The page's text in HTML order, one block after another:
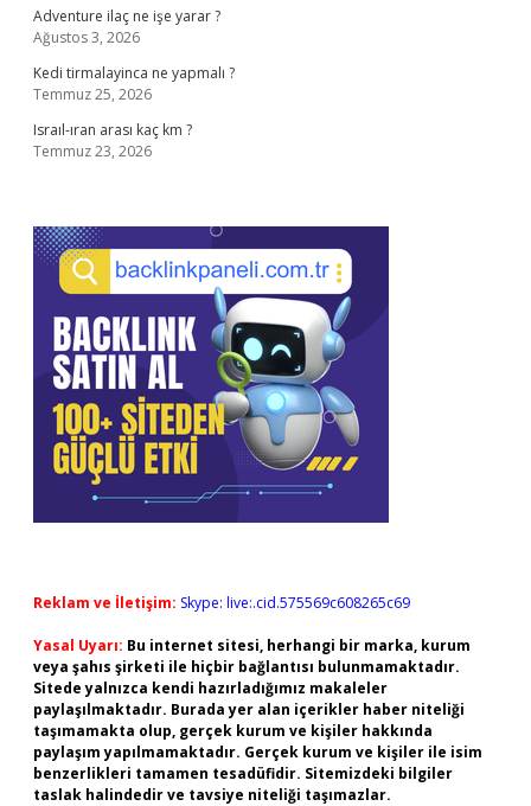
Adventure ilaç ne işe yarar ?
Ağustos 3, 2026
Kedi tirmalayinca ne yapmalı ?
Temmuz 25, 2026
Israıl-ıran arası kaç km ?
Temmuz 23, 2026
Reklam ve İletişim: Skype: live:.cid.575569c608265c69
Yasal Uyarı: Bu internet sitesi, herhangi bir marka, kurum
veya şahıs şirketi ile hiçbir bağlantısı bulunmamaktadır.
Sitede yalnızca kendi hazırladığımız makaleler
paylaşılmaktadır. Burada yer alan içerikler haber niteliği
taşımamakta olup, gerçek kurum ve kişiler hakkında
paylaşım yapılmamaktadır. Gerçek kurum ve kişiler ile isim
benzerlikleri tamamen tesadüfidir. Sitemizdeki bilgiler
taslak halindedir ve tavsiye niteliği taşımazlar.